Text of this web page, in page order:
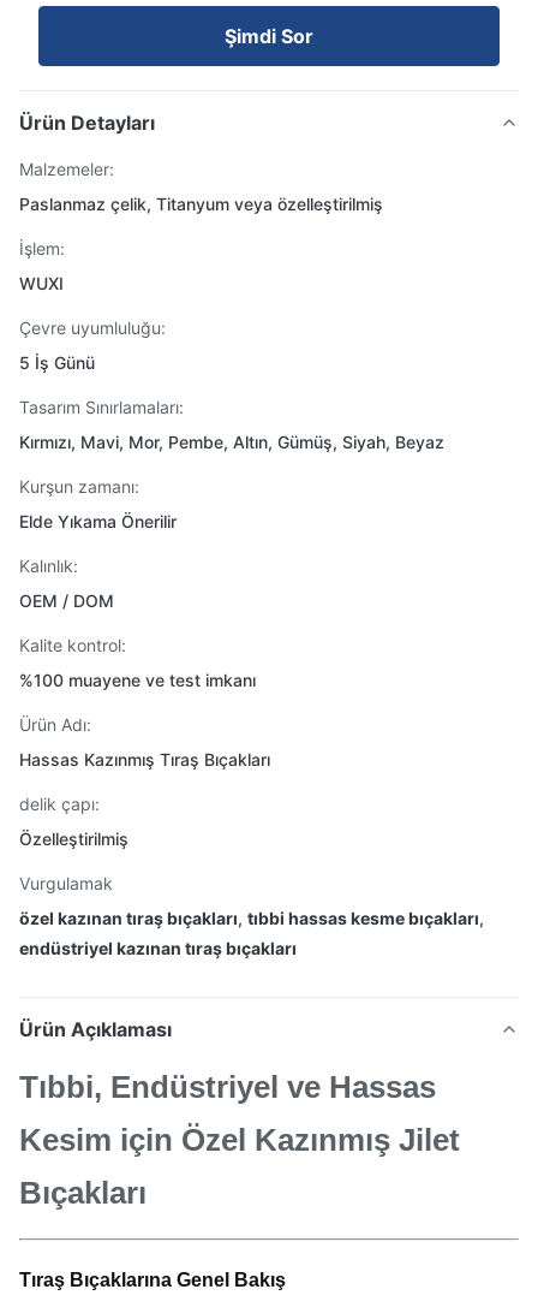
Şimdi Sor
Ürün Detayları
Malzemeler:
Paslanmaz çelik, Titanyum veya özelleştirilmiş
İşlem:
WUXI
Çevre uyumluluğu:
5 İş Günü
Tasarım Sınırlamaları:
Kırmızı, Mavi, Mor, Pembe, Altın, Gümüş, Siyah, Beyaz
Kurşun zamanı:
Elde Yıkama Önerilir
Kalınlık:
OEM / DOM
Kalite kontrol:
%100 muayene ve test imkanı
Ürün Adı:
Hassas Kazınmış Tıraş Bıçakları
delik çapı:
Özelleştirilmiş
Vurgulamak
özel kazınan tıraş bıçakları, tıbbi hassas kesme bıçakları,
endüstriyel kazınan tıraş bıçakları
Ürün Açıklaması
Tıbbi, Endüstriyel ve Hassas
Kesim için Özel Kazınmış Jilet
Bıçakları
Tıraş Bıçaklarına Genel Bakış